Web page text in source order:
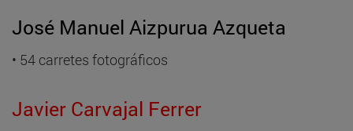
José Manuel Aizpurua Azqueta
• 54 carretes fotográficos
Javier Carvajal Ferrer